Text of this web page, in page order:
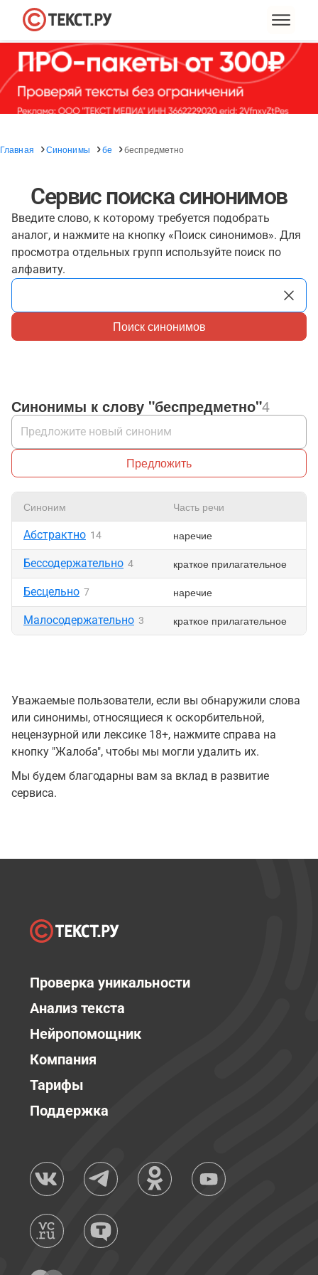
Главная Синонимы бе беспредметно
Сервис поиска синонимов
Введите слово, к которому требуется подобрать
аналог, и нажмите на кнопку «Поиск синонимов». Для
просмотра отдельных групп используйте поиск по
алфавиту.
Поиск синонимов
Синонимы к слову "беспредметно"4
Предложить
Синоним Часть речи
Абстрактно 14 наречие
Бессодержательно 4 краткое прилагательное
Бесцельно 7 наречие
Малосодержательно 3 краткое прилагательное
Уважаемые пользователи, если вы обнаружили слова
или синонимы, относящиеся к оскорбительной,
нецензурной или лексике 18+, нажмите справа на
кнопку "Жалоба", чтобы мы могли удалить их.
Мы будем благодарны вам за вклад в развитие
сервиса.
Проверка уникальности
Анализ текста
Нейропомощник
Компания
Тарифы
Поддержка